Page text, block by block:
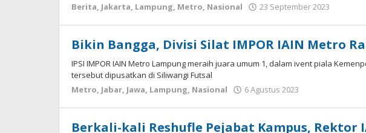
Berita, Jakarta, Lampung, Metro, Nasional 23 September 2023
Bikin Bangga, Divisi Silat IMPOR IAIN Metro
IPSI IMPOR IAIN Metro Lampung meraih juara umum 1, dalam ivent piala
tersebut dipusatkan di Siliwangi Futsal
Metro, Jabar, Jawa, Lampung, Nasional 6 Agustus 2023
Berkali-kali Reshufle Pejabat Kampus, Rektor